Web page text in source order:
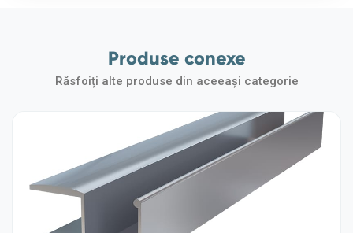
Produse conexe
Răsfoiți alte produse din aceeași categorie